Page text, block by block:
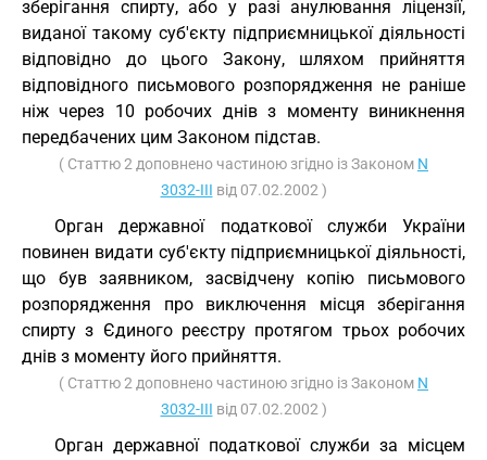
зберігання спирту, або у разі анулювання ліцензії,
виданої такому суб'єкту підприємницької діяльності
відповідно до цього Закону, шляхом прийняття
відповідного письмового розпорядження не раніше
ніж через 10 робочих днів з моменту виникнення
передбачених цим Законом підстав.
( Статтю 2 доповнено частиною згідно із Законом N
3032-III від 07.02.2002 )
Орган державної податкової служби України
повинен видати суб'єкту підприємницької діяльності,
що був заявником, засвідчену копію письмового
розпорядження про виключення місця зберігання
спирту з Єдиного реєстру протягом трьох робочих
днів з моменту його прийняття.
( Статтю 2 доповнено частиною згідно із Законом N
3032-III від 07.02.2002 )
Орган державної податкової служби за місцем